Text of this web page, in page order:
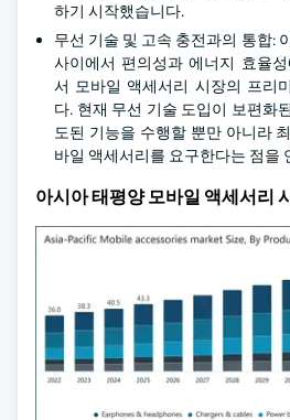
하기 시작했습니다.
무선 기술 및 고속 충전과의 통합:
사이에서 편의성과 에너지 효율
서 모바일 액세서리 시장의 프리
다. 현재 무선 기술 도입이 보편화
도된 기능을 수행할 뿐만 아니라
바일 액세서리를 요구한다는 점을
아시아 태평양 모바일 액세서리